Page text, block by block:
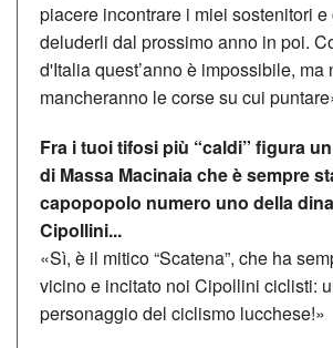
piacere incontrare i miei sostenitori
deluderli dal prossimo anno in poi.
d'Italia quest’anno è impossibile, ma
mancheranno le corse su cui
Fra i tuoi tifosi più “caldi” figura
di Massa Macinaia che è sempre
capopopolo numero uno della
Cipollini...
«Sì, è il mitico “Scatena”, che ha
vicino e incitato noi Cipollini ciclisti:
personaggio del ciclismo lucchese!»